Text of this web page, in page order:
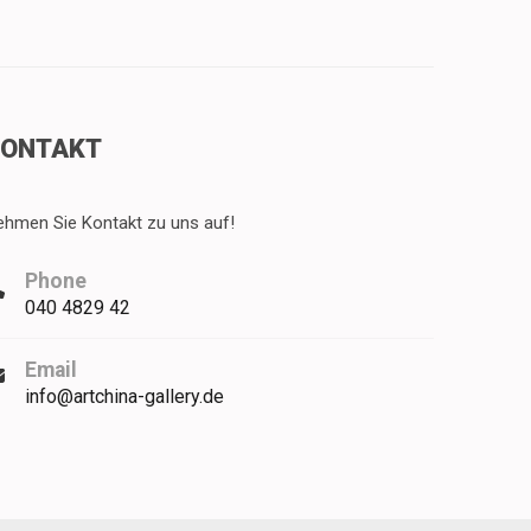
Sie Kontakt zu uns auf!
Phone
040 4829 42
Email
info@artchina-gallery.de